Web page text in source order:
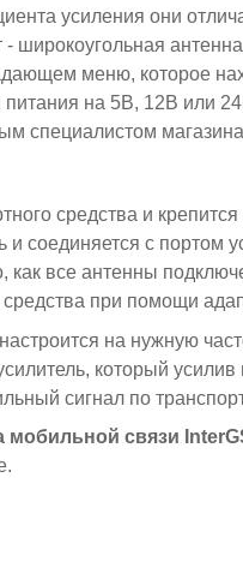
усиления они
широкоугольная
меню, которое
на 5В, 12В или
специалистом
средства и
и соединяется с
как все антенны
средства при помощи
на нужную
который
сигнал по
мобильной связи